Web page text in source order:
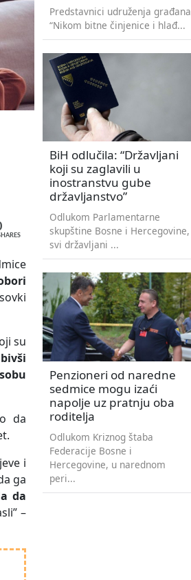
su
bivši
da
i
ga
da
–
Predstavnici udruženja građana
“Nikom bitne činjenice i hlađ...
BiH odlučila: “Državljani
koji su zaglavili u
inostranstvu gube
državljanstvo”
Odlukom Parlamentarne
skupštine Bosne i Hercegovine,
svi državljani ...
Penzioneri od naredne
sedmice mogu izaći
napolje uz pratnju oba
roditelja
Odlukom Kriznog štaba
Federacije Bosne i
Hercegovine, u narednom
peri...